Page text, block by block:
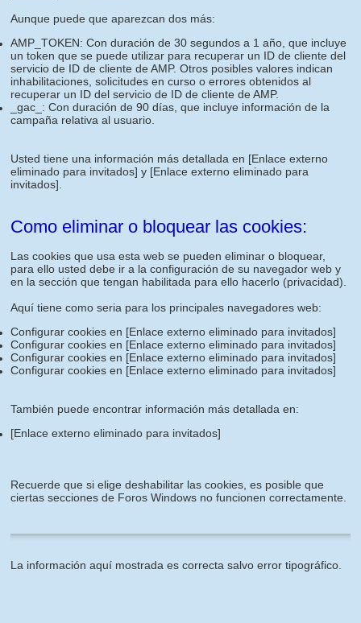
Aunque puede que aparezcan dos más:
AMP_TOKEN: Con duración de 30 segundos a 1 año, que incluye
un token que se puede utilizar para recuperar un ID de cliente del
servicio de ID de cliente de AMP. Otros posibles valores indican
inhabilitaciones, solicitudes en curso o errores obtenidos al
recuperar un ID del servicio de ID de cliente de AMP.
_gac_: Con duración de 90 días, que incluye información de la
campaña relativa al usuario.
Usted tiene una información más detallada en [Enlace externo
eliminado para invitados] y [Enlace externo eliminado para
invitados]
Como eliminar o bloquear las cookies:
Las cookies que usa esta web se pueden eliminar o bloquear,
para ello usted debe ir a la configuración de su navegador web y
en la sección que tengan habilitada para ello hacerlo (privacidad).
Aquí tiene como seria para los principales navegadores web:
Configurar cookies en [Enlace externo eliminado para invitados]
Configurar cookies en [Enlace externo eliminado para invitados]
Configurar cookies en [Enlace externo eliminado para invitados]
Configurar cookies en [Enlace externo eliminado para invitados]
También puede encontrar información más detallada en:
[Enlace externo eliminado para invitados]
Recuerde que si elige deshabilitar las cookies, es posible que
ciertas secciones de Foros Windows no funcionen correctamente.
La información aquí mostrada es correcta salvo error tipográfico.